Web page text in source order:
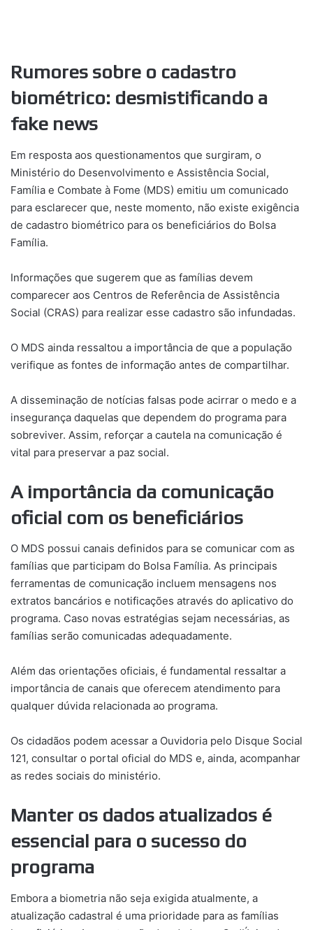
Rumores sobre o cadastro
biométrico: desmistificando a
fake news
Em resposta aos questionamentos que surgiram, o
Ministério do Desenvolvimento e Assistência Social,
Família e Combate à Fome (MDS) emitiu um comunicado
para esclarecer que, neste momento, não existe exigência
de cadastro biométrico para os beneficiários do Bolsa
Família.
Informações que sugerem que as famílias devem
comparecer aos Centros de Referência de Assistência
Social (CRAS) para realizar esse cadastro são infundadas.
O MDS ainda ressaltou a importância de que a população
verifique as fontes de informação antes de compartilhar.
A disseminação de notícias falsas pode acirrar o medo e a
insegurança daquelas que dependem do programa para
sobreviver. Assim, reforçar a cautela na comunicação é
vital para preservar a paz social.
A importância da comunicação
oficial com os beneficiários
O MDS possui canais definidos para se comunicar com as
famílias que participam do Bolsa Família. As principais
ferramentas de comunicação incluem mensagens nos
extratos bancários e notificações através do aplicativo do
programa. Caso novas estratégias sejam necessárias, as
famílias serão comunicadas adequadamente.
Além das orientações oficiais, é fundamental ressaltar a
importância de canais que oferecem atendimento para
qualquer dúvida relacionada ao programa.
Os cidadãos podem acessar a Ouvidoria pelo Disque Social
121, consultar o portal oficial do MDS e, ainda, acompanhar
as redes sociais do ministério.
Manter os dados atualizados é
essencial para o sucesso do
programa
Embora a biometria não seja exigida atualmente, a
atualização cadastral é uma prioridade para as famílias